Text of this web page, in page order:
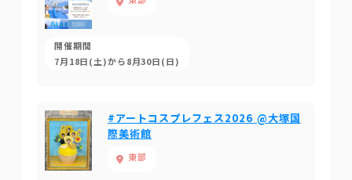
開催期間
7月18日(土)から8月30日(日)
#アートコスプレフェス2026 @大塚国
際美術館
東部